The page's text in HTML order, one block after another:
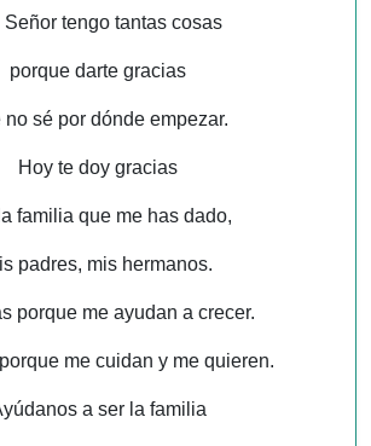
Señor tengo tantas cosas
porque darte gracias
no sé por dónde empezar.
Hoy te doy gracias
familia que me has dado,
padres, mis hermanos.
porque me ayudan a crecer.
me cuidan y me quieren.
a ser la familia